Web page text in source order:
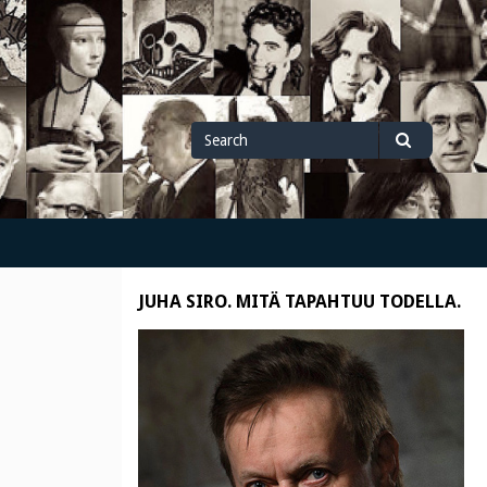
Search
for
Search
JUHA SIRO. MITÄ TAPAHTUU TODELLA.